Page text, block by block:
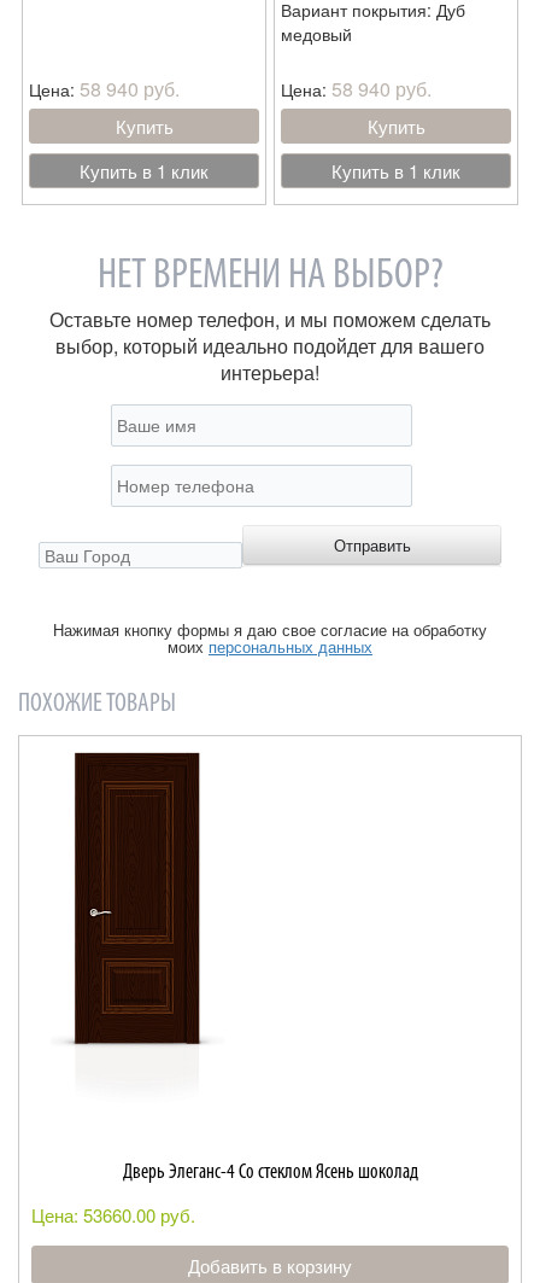
Цена: 58 940 руб.
Купить
Купить в 1 клик
Вариант покрытия: Дуб
медовый
Цена: 58 940 руб.
Купить
Купить в 1 клик
НЕТ ВРЕМЕНИ НА ВЫБОР?
Оставьте номер телефон, и мы поможем сделать
выбор, который идеально подойдет для вашего
интерьера!
Нажимая кнопку формы я даю свое согласие на обработку
моих персональных данных
ПОХОЖИЕ ТОВАРЫ
Дверь Элеганс-4 Со стеклом Ясень шоколад
Цена: 53660.00 руб.
Добавить в корзину